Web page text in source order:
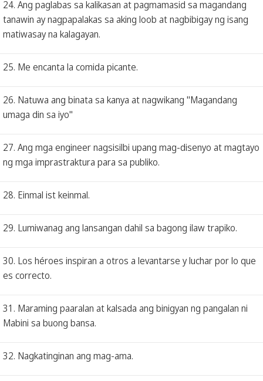
24. Ang paglabas sa kalikasan at pagmamasid sa magandang
tanawin ay nagpapalakas sa aking loob at nagbibigay ng isang
matiwasay na kalagayan.
25. Me encanta la comida picante.
26. Natuwa ang binata sa kanya at nagwikang "Magandang
umaga din sa iyo"
27. Ang mga engineer nagsisilbi upang mag-disenyo at magtayo
ng mga imprastraktura para sa publiko.
28. Einmal ist keinmal.
29. Lumiwanag ang lansangan dahil sa bagong ilaw trapiko.
30. Los héroes inspiran a otros a levantarse y luchar por lo que
es correcto.
31. Maraming paaralan at kalsada ang binigyan ng pangalan ni
Mabini sa buong bansa.
32. Nagkatinginan ang mag-ama.